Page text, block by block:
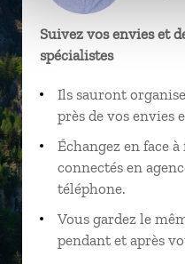
Suivez vos envies et
spécialistes
Ils sauront
près de vos envies
Échangez en face
connectés en
téléphone.
Vous gardez le
pendant et après